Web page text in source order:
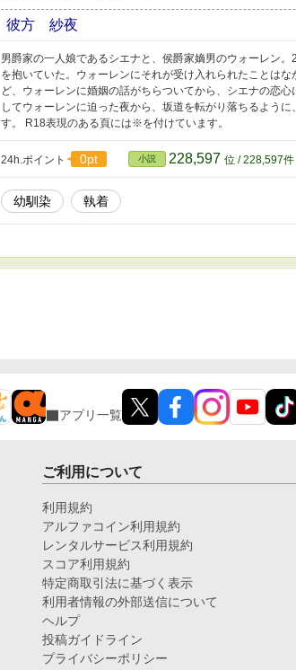
彼方 紗夜
男爵家の一人娘であるシエナと、侯爵家嫡男のウォーレン
を抱いていた。ウォーレンにそれが受け入れられたことは
ど、ウォーレンに婚姻の話がちらついてから、シエナの恋
してウォーレンに迫った夜から、坂道を転がり落ちるよう
す。 R18表現のある頁には※を付けています。
24h.ポイント 0pt 小説 228,597 位 / 228,597件
幼馴染 執着
アプリ一覧
ご利用について
利用規約
アルファコイン利用規約
レンタルサービス利用規約
スコア利用規約
特定商取引法に基づく表示
利用者情報の外部送信について
ヘルプ
投稿ガイドライン
プライバシーポリシー